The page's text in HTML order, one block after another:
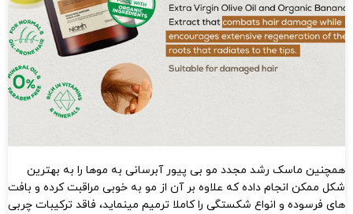
همچنین ماسک رشد مجدد مو بی پیور آبرسانی به موها را به بهترین
شکل ممکن انجام داده که علاوه بر آن از مو به خوبی مراقبت کرده و بافت
های فرسوده و انواع شکستگی را کاملا ترمیم مینماید، فاقد ترکیبات چربی